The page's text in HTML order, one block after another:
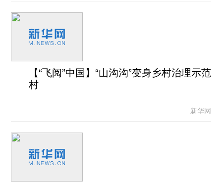
【“飞阅”中国】“山沟沟”变身乡村治理示范
村
新华网